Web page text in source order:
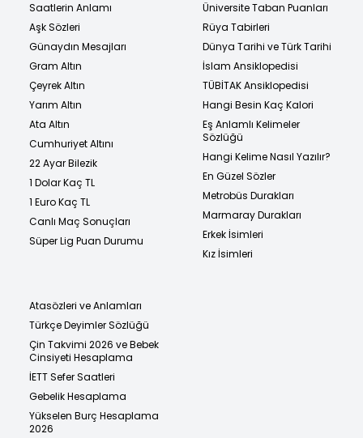
Saatlerin Anlamı
Aşk Sözleri
Günaydın Mesajları
Gram Altın
Çeyrek Altın
Yarım Altın
Ata Altın
Cumhuriyet Altını
22 Ayar Bilezik
1 Dolar Kaç TL
1 Euro Kaç TL
Canlı Maç Sonuçları
Süper Lig Puan Durumu
Üniversite Taban Puanları
Rüya Tabirleri
Dünya Tarihi ve Türk Tarihi
İslam Ansiklopedisi
TÜBİTAK Ansiklopedisi
Hangi Besin Kaç Kalori
Eş Anlamlı Kelimeler
Sözlüğü
Hangi Kelime Nasıl Yazılır?
En Güzel Sözler
Metrobüs Durakları
Marmaray Durakları
Erkek İsimleri
Kız İsimleri
Atasözleri ve Anlamları
Türkçe Deyimler Sözlüğü
Çin Takvimi 2026 ve Bebek
Cinsiyeti Hesaplama
İETT Sefer Saatleri
Gebelik Hesaplama
Yükselen Burç Hesaplama
2026